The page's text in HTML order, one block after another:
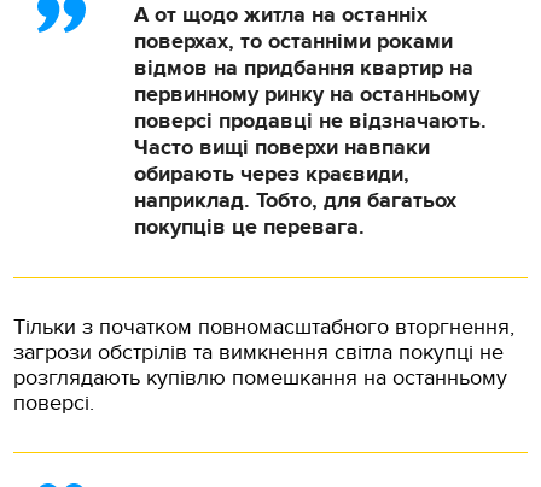
А от щодо житла на останніх
поверхах, то останніми роками
відмов на придбання квартир на
первинному ринку на останньому
поверсі продавці не відзначають.
Часто вищі поверхи навпаки
обирають через краєвиди,
наприклад. Тобто, для багатьох
покупців це перевага.
Тільки з початком повномасштабного вторгнення,
загрози обстрілів та вимкнення світла покупці не
розглядають купівлю помешкання на останньому
поверсі.